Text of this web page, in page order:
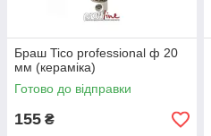
Браш Tico professional ф 20
мм (кераміка)
Готово до відправки
155 ₴